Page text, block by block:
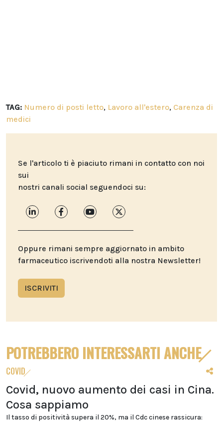
TAG: Numero di posti letto, Lavoro all'estero, Carenza di
medici
Se l'articolo ti è piaciuto rimani in contatto con noi
sui
nostri canali social seguendoci su:
Oppure rimani sempre aggiornato in ambito
farmaceutico iscrivendoti alla nostra Newsletter!
ISCRIVITI
POTREBBERO INTERESSARTI ANCHE
COVID
Covid, nuovo aumento dei casi in Cina.
Cosa sappiamo
Il tasso di positività supera il 20%, ma il Cdc cinese rassicura: